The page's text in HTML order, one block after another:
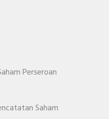
Perseroan
Saham